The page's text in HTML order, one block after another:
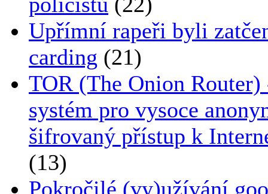
Upřímní rapeři byli
carding (21)
TOR (The Onion Router)
systém pro vysoce
šifrovaný přístup k
(13)
Pokročilé (vy)užívání